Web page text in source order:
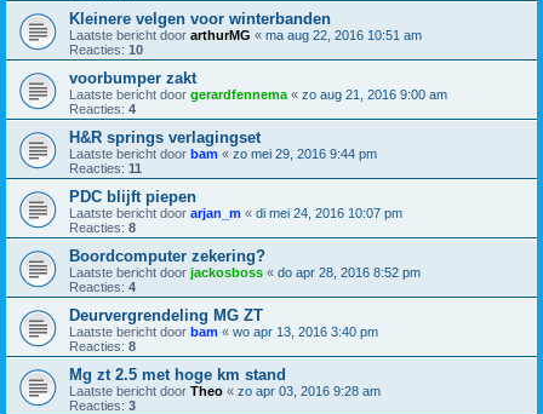
Kleinere velgen voor winterbanden
Laatste bericht door arthurMG « ma aug 22, 2016 10:51 am
Reacties: 10
voorbumper zakt
Laatste bericht door gerardfennema « zo aug 21, 2016 9:00 am
Reacties: 4
H&R springs verlagingset
Laatste bericht door bam « zo mei 29, 2016 9:44 pm
Reacties: 11
PDC blijft piepen
Laatste bericht door arjan_m « di mei 24, 2016 10:07 pm
Reacties: 8
Boordcomputer zekering?
Laatste bericht door jackosboss « do apr 28, 2016 8:52 pm
Reacties: 4
Deurvergrendeling MG ZT
Laatste bericht door bam « wo apr 13, 2016 3:40 pm
Reacties: 8
Mg zt 2.5 met hoge km stand
Laatste bericht door Theo « zo apr 03, 2016 9:28 am
Reacties: 3